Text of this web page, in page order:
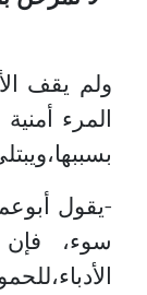
ولم يقف
المرء
-يقول
سوء، فإن
الأدباء،للحموى